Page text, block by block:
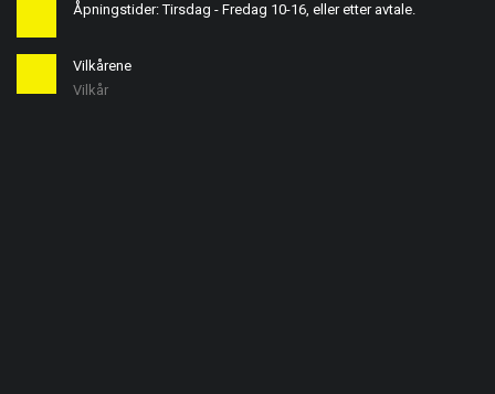
Åpningstider: Tirsdag - Fredag 10-16, eller etter avtale.
Vilkårene
Vilkår